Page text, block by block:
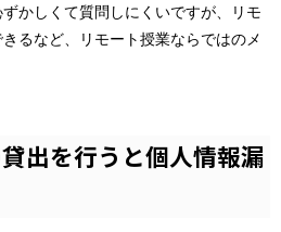
かしくて質問しにくいですが、リモ
るなど、リモート授業ならではのメ
出を行うと個人情報漏